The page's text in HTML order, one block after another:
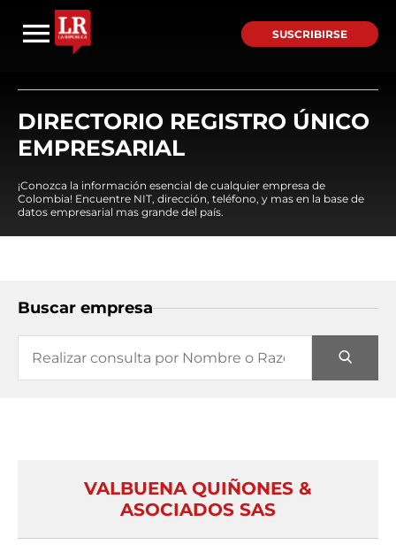
SUSCRIBIRSE
DIRECTORIO REGISTRO ÚNICO
EMPRESARIAL
¡Conozca la información esencial de cualquier empresa de
Colombia! Encuentre NIT, dirección, teléfono, y mas en la base de
datos empresarial mas grande del país.
Buscar empresa
VALBUENA QUIÑONES &
ASOCIADOS SAS